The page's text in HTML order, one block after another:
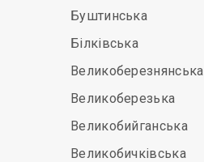
Буштинська
Білківська
Великоберезнянська
Великоберезька
Великобийганська
Великобичківська